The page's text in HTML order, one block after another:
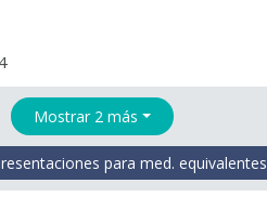
Mostrar 2 más
para med. equivalentes